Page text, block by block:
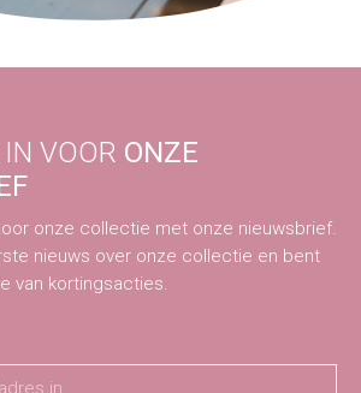
VOOR ONZE
onze collectie met onze nieuwsbrief.
nieuws over onze collectie en bent
van kortingsacties.